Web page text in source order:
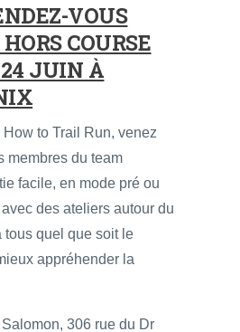
VOUS
COURSE
JUIN À
How to Trail Run, venez
membres du team
facile, en mode pré ou
des ateliers autour du
tous quel que soit le
appréhender la
306 rue du Dr